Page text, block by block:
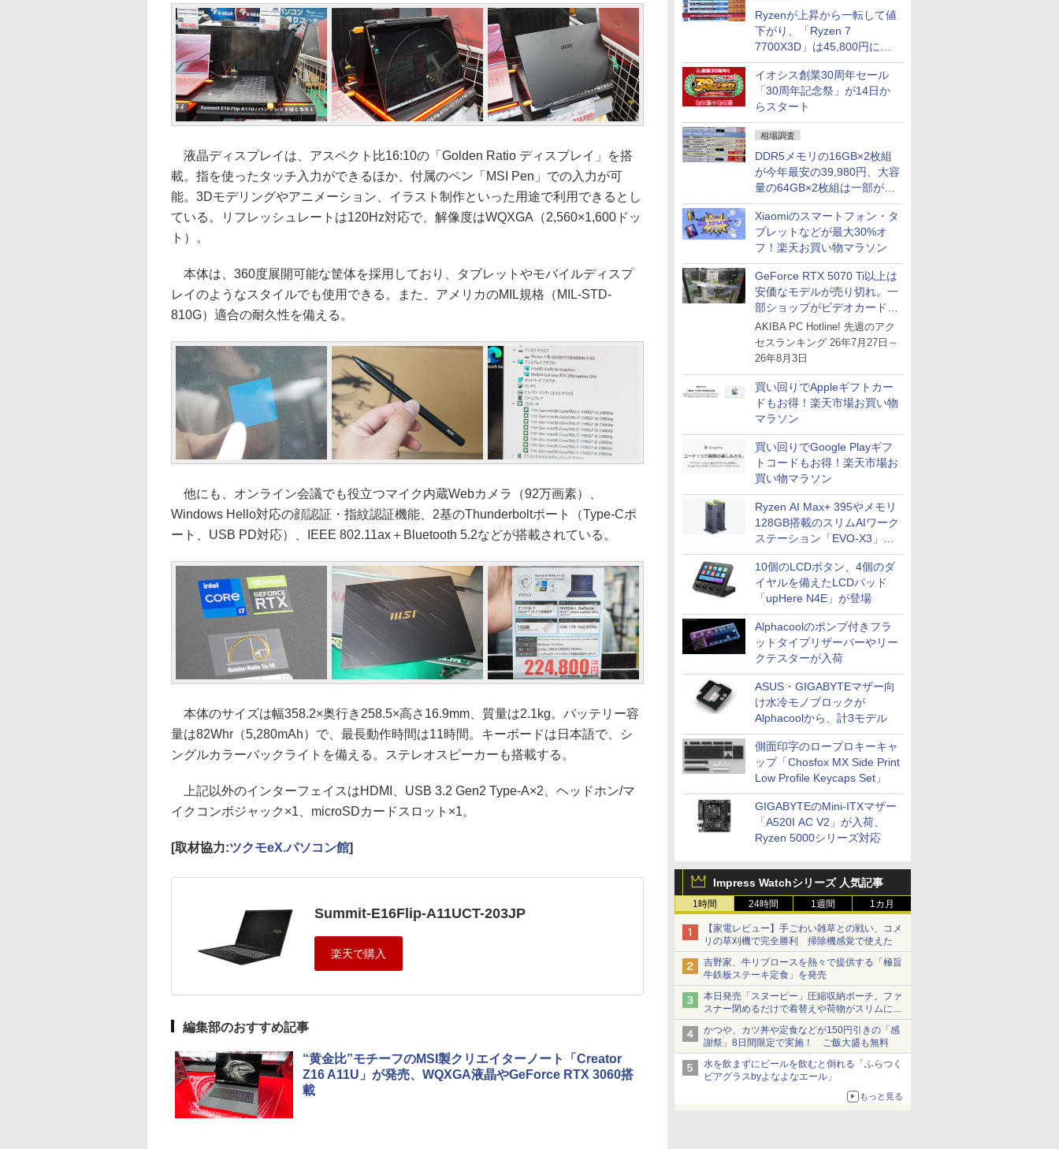
Ryzenが上昇から一転して値
下がり、「Ryzen 7
7700X3D」は45,800円に急
落し「Ryzen 7 7800X3D」
との価格逆転解消 [8月前半の
CPU価格]
イオシス創業30周年セール
「30周年記念祭」が14日か
らスタート
相場調査
DDR5メモリの16GB×2枚組
が今年最安の39,980円、大容
量の64GB×2枚組は一部が続
騰 [8月前半のメモリ価格]
Xiaomiのスマートフォン・タ
ブレットなどが最大30%オ
フ！楽天お買い物マラソン
GeForce RTX 5070 Ti以上は
安価なモデルが売り切れ。一
部ショップがビデオカードの
購入制限を実施したニュース
が注目を集める
AKIBA PC Hotline! 先週のアク
セスランキング 26年7月27日～
26年8月3日
買い回りでAppleギフトカー
ドもお得！楽天市場お買い物
マラソン
買い回りでGoogle Playギフ
トコードもお得！楽天市場お
買い物マラソン
Ryzen AI Max+ 395やメモリ
128GB搭載のスリムAIワーク
ステーション「EVO-X3」が
GMKtecから
10個のLCDボタン、4個のダ
イヤルを備えたLCDパッド
「upHere N4E」が登場
Alphacoolのポンプ付きフラ
ットタイプリザーバーやリー
クテスターが入荷
ASUS・GIGABYTEマザー向
け水冷モノブロックが
Alphacoolから、計3モデル
側面印字のロープロキーキャ
ップ「Chosfox MX Side Print
Low Profile Keycaps Set」
GIGABYTEのMini-ITXマザー
「A520I AC V2」が入荷、
Ryzen 5000シリーズ対応
Impress Watchシリーズ 人気記事
1時間 24時間 1週間 1カ月
【家電レビュー】手ごわい雑草との戦い、コメ
リの草刈機で完全勝利 掃除機感覚で使えた
吉野家、牛リブロースを熱々で提供する「極旨
牛鉄板ステーキ定食」を発売
本日発売「スヌーピー」圧縮収納ポーチ。ファ
スナー閉めるだけで着替えや荷物がスリムにま
とまる
かつや、カツ丼や定食などが150円引きの「感
謝祭」8日間限定で実施！ ご飯大盛も無料
水を飲まずにビールを飲むと倒れる「ふらつく
ビアグラスbyよなよなエール」
もっと見る
液晶ディスプレイは、アスペクト比16:10の「Golden Ratio ディスプレイ」を搭
載。指を使ったタッチ入力ができるほか、付属のペン「MSI Pen」での入力が可
能。3Dモデリングやアニメーション、イラスト制作といった用途で利用できるとし
ている。リフレッシュレートは120Hz対応で、解像度はWQXGA（2,560×1,600ドッ
ト）。
本体は、360度展開可能な筐体を採用しており、タブレットやモバイルディスプ
レイのようなスタイルでも使用できる。また、アメリカのMIL規格（MIL-STD-
810G）適合の耐久性を備える。
他にも、オンライン会議でも役立つマイク内蔵Webカメラ（92万画素）、
Windows Hello対応の顔認証・指紋認証機能、2基のThunderboltポート（Type-Cポ
ート、USB PD対応）、IEEE 802.11ax＋Bluetooth 5.2などが搭載されている。
本体のサイズは幅358.2×奥行き258.5×高さ16.9mm、質量は2.1kg。バッテリー容
量は82Whr（5,280mAh）で、最長動作時間は11時間。キーボードは日本語で、シ
ングルカラーバックライトを備える。ステレオスピーカーも搭載する。
上記以外のインターフェイスはHDMI、USB 3.2 Gen2 Type-A×2、ヘッドホン/マ
イクコンボジャック×1、microSDカードスロット×1。
[取材協力:ツクモeX.パソコン館]
Summit-E16Flip-A11UCT-203JP
編集部のおすすめ記事
“黄金比”モチーフのMSI製クリエイターノート「Creator
Z16 A11U」が発売、WQXGA液晶やGeForce RTX 3060搭
載